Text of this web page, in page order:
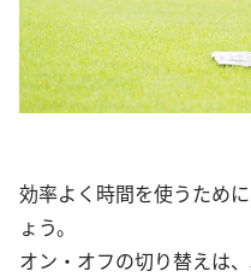
効率よく時間を使うため
ょう。
オン・オフの切り替えは